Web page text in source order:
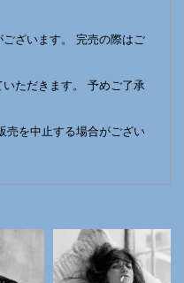
ございます。 完売の際はご
いただきます。 予めご了承
売を中止する場合がござい